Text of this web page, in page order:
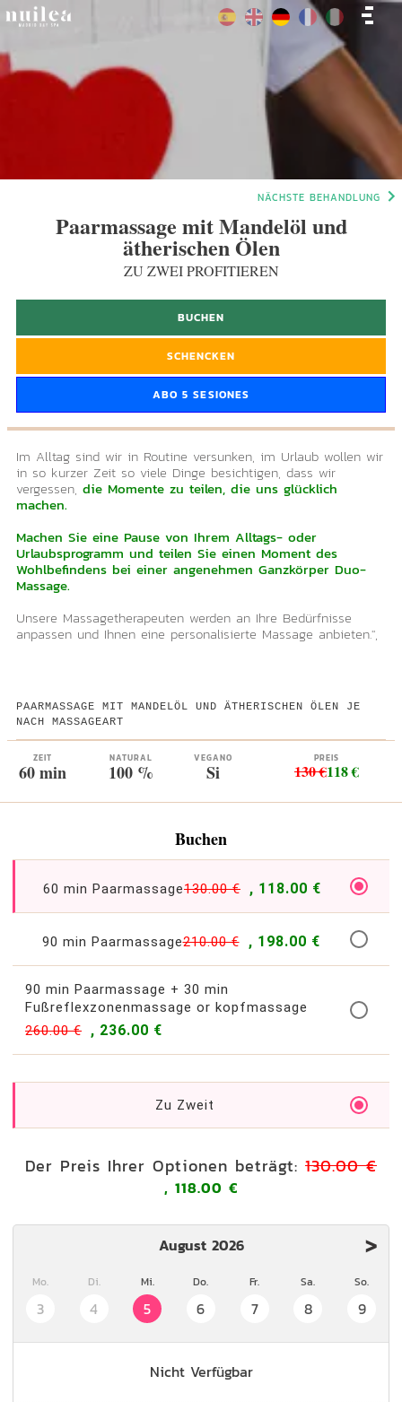
NÄCHSTE BEHANDLUNG
Paarmassage mit Mandelöl und
ätherischen Ölen
ZU ZWEI PROFITIEREN
BUCHEN
SCHENCKEN
ABO 5 SESIONES
Im Alltag sind wir in Routine versunken, im Urlaub wollen wir
in so kurzer Zeit so viele Dinge besichtigen, dass wir
vergessen, die Momente zu teilen, die uns glücklich
machen.
Machen Sie eine Pause von Ihrem Alltags- oder
Urlaubsprogramm und teilen Sie einen Moment des
Wohlbefindens bei einer angenehmen Ganzkörper Duo-
Massage.
Unsere Massagetherapeuten werden an Ihre Bedürfnisse
anpassen und Ihnen eine personalisierte Massage anbieten.",
PAARMASSAGE MIT MANDELÖL UND ÄTHERISCHEN ÖLEN JE
NACH MASSAGEART
ZEIT
60 min
NATURAL
100 %
VEGANO
Si
PREIS
130 €118 €
Buchen
60 min Paarmassage130.00 € , 118.00 €
90 min Paarmassage210.00 € , 198.00 €
90 min Paarmassage + 30 min
Fußreflexzonenmassage or kopfmassage
260.00 €
, 236.00 €
Zu Zweit
Der Preis Ihrer Optionen beträgt: 130.00 €
, 118.00 €
August 2026 >
Mo.
3
Di.
4
Mi.
5
Do.
6
Fr.
7
Sa.
8
So.
9
Nicht Verfügbar